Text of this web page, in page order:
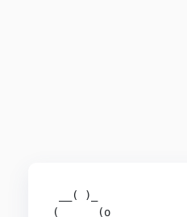
__( )_
(      (o____